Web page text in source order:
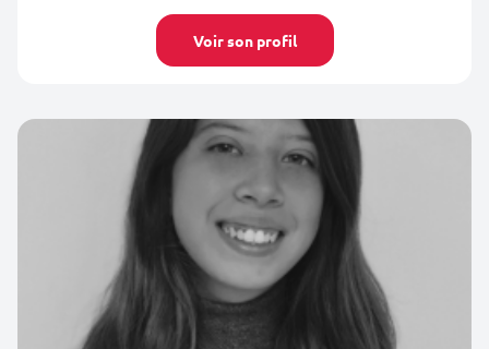
Voir son profil